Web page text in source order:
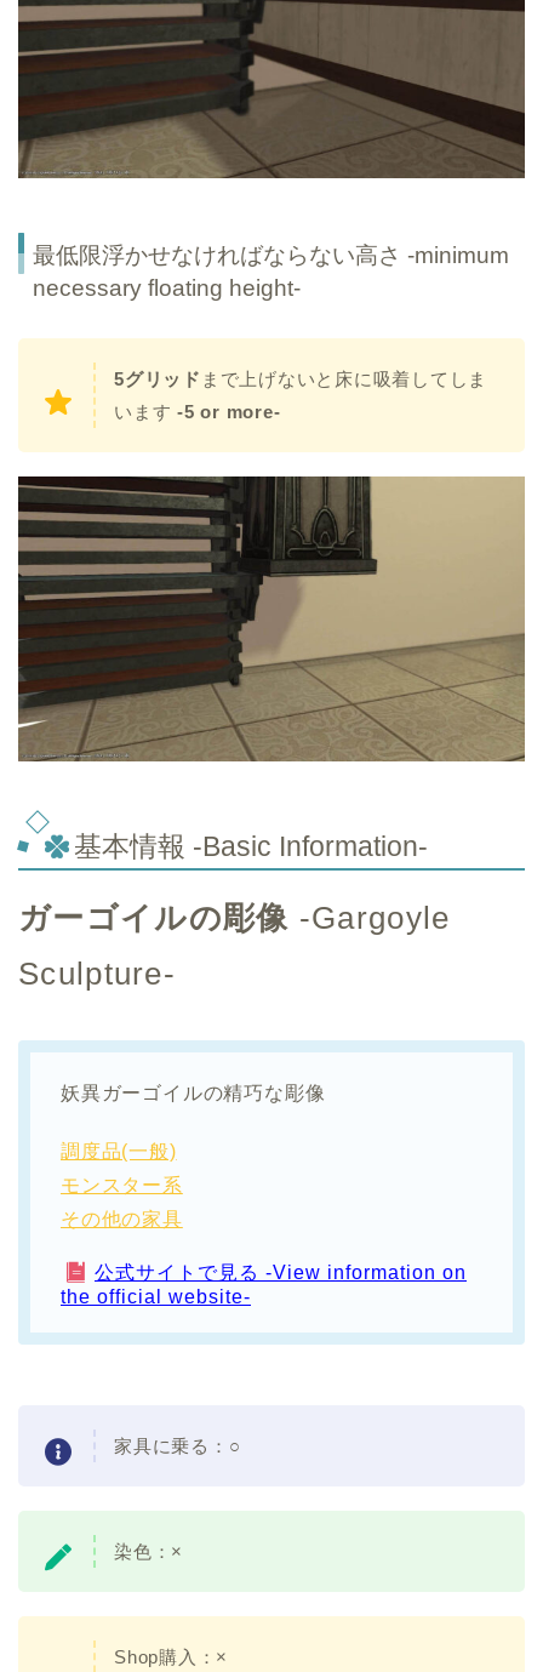
最低限浮かせなければならない高さ -minimum
necessary floating height-
5グリッド まで上げないと床に吸着してしま
います-5 or more-
基本情報 -Basic Information-
ガーゴイルの彫像 -Gargoyle
Sculpture-
妖異ガーゴイルの精巧な彫像
調度品(一般)
モンスター系
その他の家具
公式サイトで見る -View information on
the official website-
家具に乗る： ○
染色： ×
Shop購入：×